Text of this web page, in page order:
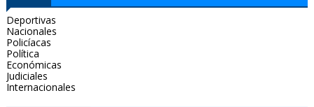
Deportivas
Nacionales
Policíacas
Política
Económicas
Judiciales
Internacionales